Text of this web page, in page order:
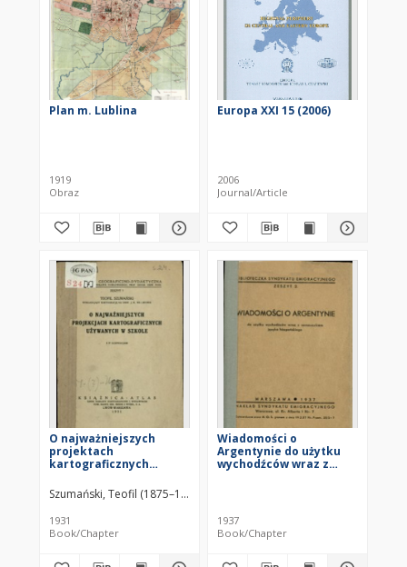
Plan m. Lublina
1919
Obraz
Europa XXI 15 (2006)
2006
Journal/Article
O najważniejszych
projektach
kartograficznych
37 ilustracjami
Szumański, Teofil (1875–1944)
1931
Book/Chapter
Wiadomości o
Argentynie do użytku
wychodźców wraz z
1937
Book/Chapter